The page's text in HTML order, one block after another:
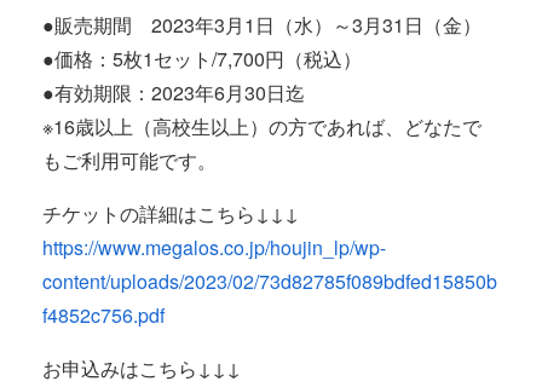
●販売期間 2023年3月1日（水）～3月31日（金）
●価格：5枚1セット/7,700円（税込）
●有効期限：2023年6月30日迄
※16歳以上（高校生以上）の方であれば、どなたで
もご利用可能です。
チケットの詳細はこちら↓↓↓
https://www.megalos.co.jp/houjin_lp/wp-
content/uploads/2023/02/73d82785f089bdfed15850b
f4852c756.pdf
お申込みはこちら↓↓↓